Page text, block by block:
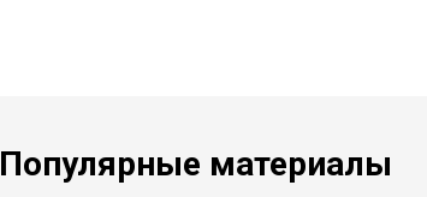
Популярные материалы